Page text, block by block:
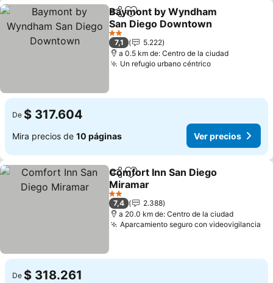
CompartirAgregar a favoritos
Baymont by Wyndham
San Diego Downtown
Ver precios
2 Estrellas
7,1
5.222
a 0.5 km de: Centro de la ciudad
Un refugio urbano céntricoVer precios
De $ 317.604
Mira precios de 10 páginas Ver precios
CompartirAgregar a favoritos
Comfort Inn San Diego
Miramar
Ver precios
2 Estrellas
7,4
2.388
a 20.0 km de: Centro de la ciudad
Aparcamiento seguro con videovigilancia
De $ 318.261